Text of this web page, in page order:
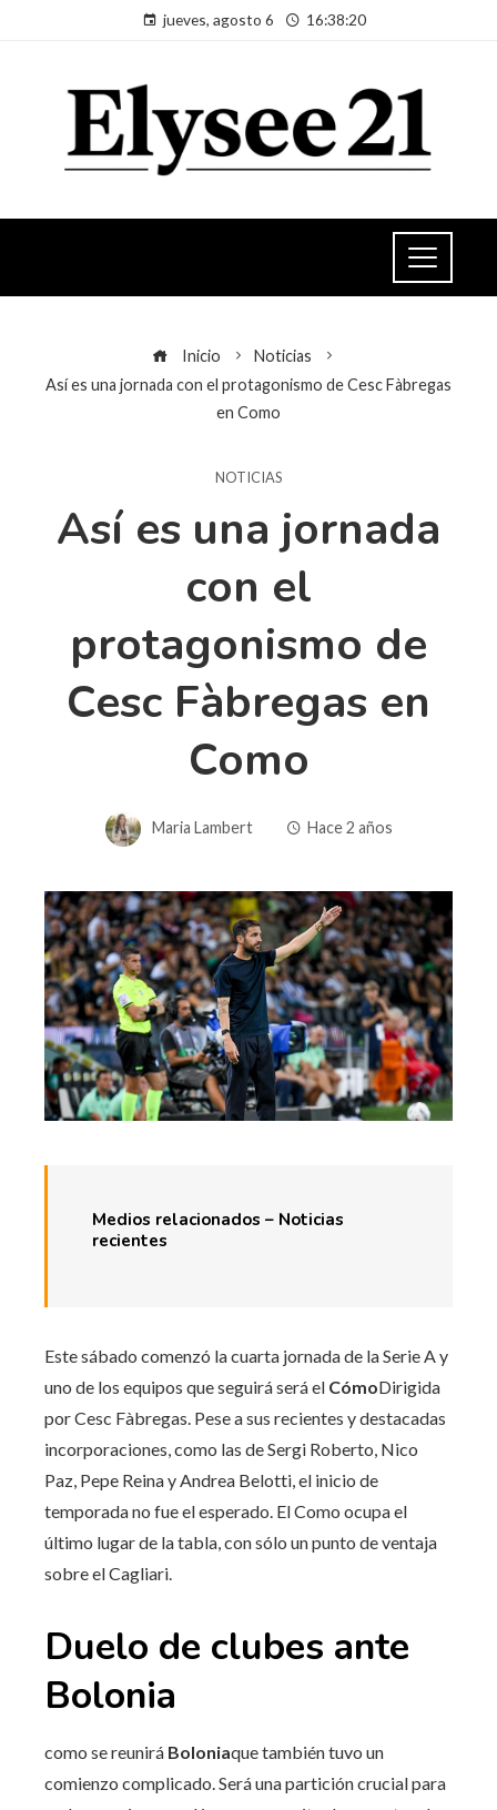
jueves, agosto 6 16:38:21
Inicio
Noticias
Así es una jornada con el protagonismo de Cesc Fàbregas
en Como
NOTICIAS
Así es una jornada
con el
protagonismo de
Cesc Fàbregas en
Como
Maria Lambert Hace 2 años
Medios relacionados – Noticias
recientes
Este sábado comenzó la cuarta jornada de la Serie A y
uno de los equipos que seguirá será el CómoDirigida
por Cesc Fàbregas. Pese a sus recientes y destacadas
incorporaciones, como las de Sergi Roberto, Nico
Paz, Pepe Reina y Andrea Belotti, el inicio de
temporada no fue el esperado. El Como ocupa el
último lugar de la tabla, con sólo un punto de ventaja
sobre el Cagliari.
Duelo de clubes ante
Bolonia
como se reunirá Boloniaque también tuvo un
comienzo complicado. Será una partición crucial para